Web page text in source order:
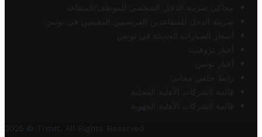
محاكي ضريبة الدخل الشخصي للموظف/المتقاعد
ضريبة الدخل للمتقاعدين الفرنسيين المقيمين في تونس
أسعار السيارات الجديدة في تونس
أخبار تروفيت
أخبار تونس
رابط خلفي مجاني
قائمة الشركات الأهلية المحلية
قائمة الشركات الأهلية الجهوية
2025 © Trovit. All Rights Reserved.